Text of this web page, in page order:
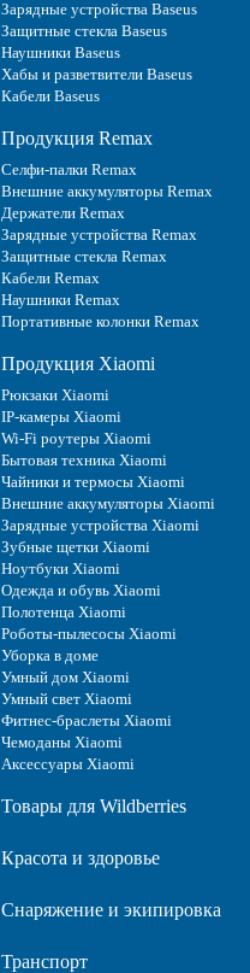
Зарядные устройства Baseus
Защитные стекла Baseus
Наушники Baseus
Хабы и разветвители Baseus
Кабели Baseus
Продукция Remax
Селфи-палки Remax
Внешние аккумуляторы Remax
Держатели Remax
Зарядные устройства Remax
Защитные стекла Remax
Кабели Remax
Наушники Remax
Портативные колонки Remax
Продукция Xiaomi
Рюкзаки Xiaomi
IP-камеры Xiaomi
Wi-Fi роутеры Xiaomi
Бытовая техника Xiaomi
Чайники и термосы Xiaomi
Внешние аккумуляторы Xiaomi
Зарядные устройства Xiaomi
Зубные щетки Xiaomi
Ноутбуки Xiaomi
Одежда и обувь Xiaomi
Полотенца Xiaomi
Роботы-пылесосы Xiaomi
Уборка в доме
Умный дом Xiaomi
Умный свет Xiaomi
Фитнес-браслеты Xiaomi
Чемоданы Xiaomi
Аксессуары Xiaomi
Товары для Wildberries
Красота и здоровье
Снаряжение и экипировка
Транспорт